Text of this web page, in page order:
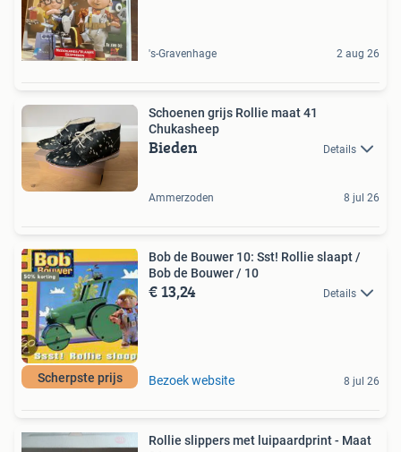
's-Gravenhage 2 aug 26
Schoenen grijs Rollie maat 41
Chukasheep
Bieden Details
Ammerzoden 8 jul 26
Scherpste prijs
Bob de Bouwer 10: Sst! Rollie slaapt /
Bob de Bouwer / 10
€ 13,24 Details
Bezoek website 8 jul 26
Rollie slippers met luipaardprint - Maat